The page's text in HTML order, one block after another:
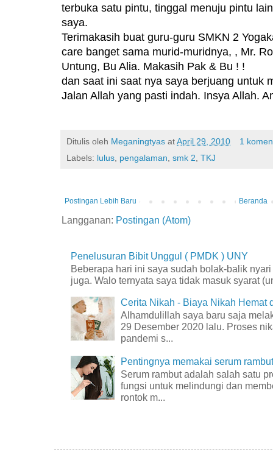
terbuka satu pintu, tinggal menuju pintu
saya.
Terimakasih buat guru-guru SMKN 2
care banget sama murid-muridnya, , Mr.
Untung, Bu Alia. Makasih Pak & Bu ! !
dan saat ini saat nya saya berjuang untuk
Jalan Allah yang pasti indah. Insya Allah.
Ditulis oleh Meganingtyas atApril 29, 2010
1
Labels: lulus pengalaman smk 2 TKJ
Postingan Lebih Baru Beranda
Langganan: Postingan (Atom)
Penelusuran Bibit Unggul ( PMDK ) UNY
Beberapa hari ini saya sudah bolak-balik
juga. Walo ternyata saya tidak masuk syarat
Cerita Nikah - Biaya Nikah Hemat
Alhamdulillah saya baru saja
29 Desember 2020 lalu. Proses
pandemi s...
Pentingnya memakai serum
Serum rambut adalah salah satu
fungsi untuk melindungi dan
rontok m...